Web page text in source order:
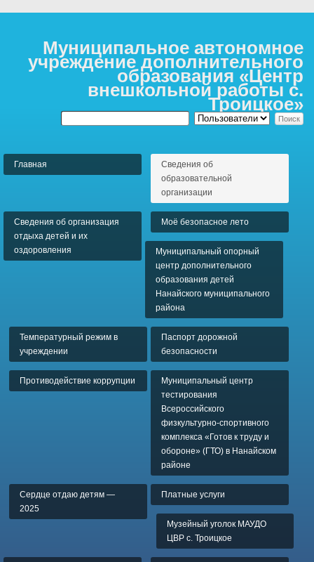
Муниципальное автономное
учреждение дополнительного
образования «Центр
внешкольной работы с.
Троицкое»
Главная
Сведения об
образовательной
организации
Сведения об организация
отдыха детей и их
оздоровления
Моё безопасное лето
Муниципальный опорный
центр дополнительного
образования детей
Нанайского муниципального
района
Температурный режим в
учреждении
Паспорт дорожной
безопасности
Противодействие коррупции
Муниципальный центр
тестирования
Всероссийского
физкультурно-спортивного
комплекса «Готов к труду и
обороне» (ГТО) в Нанайском
районе
Сердце отдаю детям —
2025
Платные услуги
Музейный уголок МАУДО
ЦВР с. Троицкое